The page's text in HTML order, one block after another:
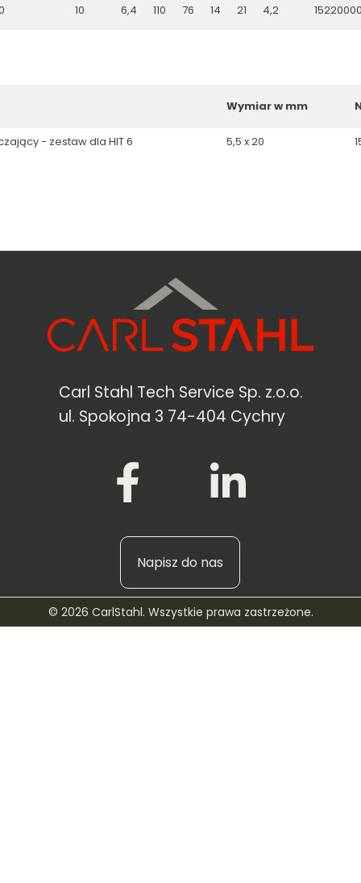
10 6,4 110 76 14 21 4,2
Wymiar w mm
- zestaw dla HIT 6 5,5 x 20
Carl Stahl Tech Service Sp. z.o.o.
ul. Spokojna 3 74-404 Cychry
Napisz do nas
© 2026 CarlStahl. Wszystkie prawa zastrzeżone.